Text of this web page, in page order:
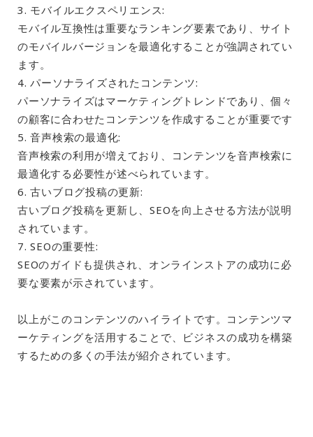
3. モバイルエクスペリエンス:
モバイル互換性は重要なランキング要素であり、サイト
のモバイルバージョンを最適化することが強調されてい
ます。
4. パーソナライズされたコンテンツ:
パーソナライズはマーケティングトレンドであり、個々
の顧客に合わせたコンテンツを作成することが重要です
5. 音声検索の最適化:
音声検索の利用が増えており、コンテンツを音声検索に
最適化する必要性が述べられています。
6. 古いブログ投稿の更新:
古いブログ投稿を更新し、SEOを向上させる方法が説明
されています。
7. SEOの重要性:
SEOのガイドも提供され、オンラインストアの成功に必
要な要素が示されています。
以上がこのコンテンツのハイライトです。コンテンツマ
ーケティングを活用することで、ビジネスの成功を構築
するための多くの手法が紹介されています。